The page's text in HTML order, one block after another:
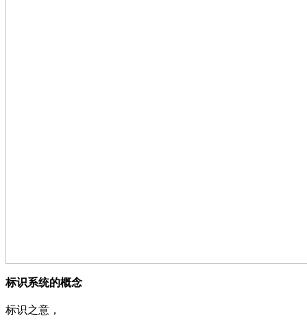
标识系统的概念
标识之意，